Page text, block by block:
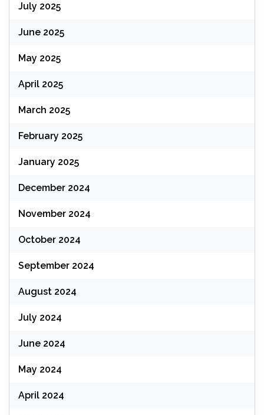
July 2025
June 2025
May 2025
April 2025
March 2025
February 2025
January 2025
December 2024
November 2024
October 2024
September 2024
August 2024
July 2024
June 2024
May 2024
April 2024